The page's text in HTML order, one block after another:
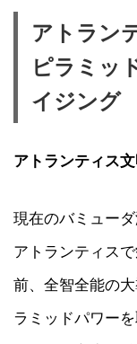
アトラン
ピラミッ
イジング
アトランティス
現在のバミュー
アトランティス
前、全智全能の
ラミッドパワー